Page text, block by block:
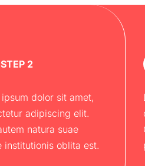
STEP 2
dolor sit amet,
adipiscing elit.
natura suae
institutionis oblita est.